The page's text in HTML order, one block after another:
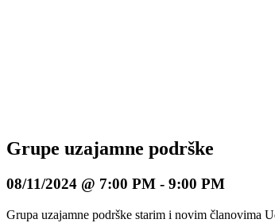
Grupe uzajamne podrške
08/11/2024 @ 7:00 PM - 9:00 PM
Grupa uzajamne podrške starim i novim članovima